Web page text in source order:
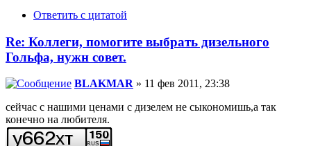
Ответить с цитатой
Re: Коллеги, помогите выбрать дизельного
Гольфа, нужн совет.
BLAKMAR » 11 фев 2011, 23:38
сейчас с нашими ценами с дизелем не сыкономишь,а так
конечно на любителя.